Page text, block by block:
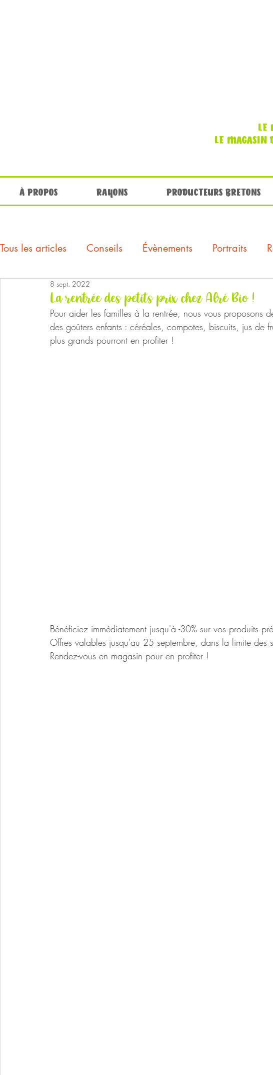
LE
LE MAGASIN
À PROPOS RAYONS PRODUCTEURS BRETONS
Tous les articles Conseils Évènements Portraits
La rentrée des petits prix chez Alré Bio !
8 sept. 2022
Pour aider les familles à la rentrée, nous vous proposons
des goûters enfants : céréales, compotes, biscuits, jus de
plus grands pourront en profiter !
Bénéficiez immédiatement jusqu'à -30% sur vos produits
Offres valables jusqu'au 25 septembre, dans la limite des
Rendez-vous en magasin pour en profiter !